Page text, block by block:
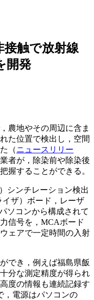
接触で放射線
開発
農地やその周辺に含ま
た位置で検出し，空間
（ニュースリリー
者が，除染前や除染後
握することができる。
シンチレーション検出
ザ）ボード，レーザ
ソコンから構成されて
信号を，MCAボード
ェアで一定時間の入射
でき，例えば福島県飯
分な測定精度が得られ
度の情報も連続記録す
，電源はパソコンの